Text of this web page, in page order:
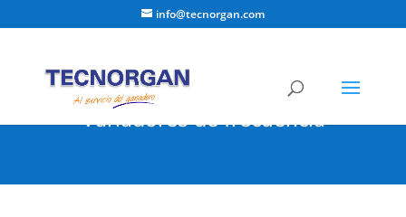
info@tecnorgan.com
Variadores de frecuencia